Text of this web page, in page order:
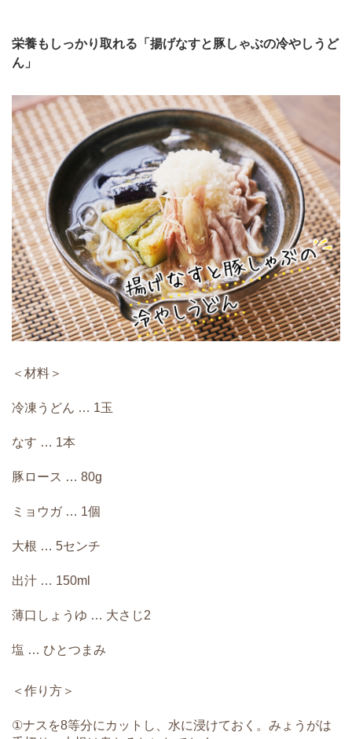
栄養もしっかり取れる「揚げなすと豚しゃぶの冷やしうど
ん」
＜材料＞
冷凍うどん … 1玉
なす … 1本
豚ロース … 80g
ミョウガ … 1個
大根 … 5センチ
出汁 … 150ml
薄口しょうゆ … 大さじ2
塩 … ひとつまみ
＜作り方＞
①ナスを8等分にカットし、水に浸けておく。みょうがは